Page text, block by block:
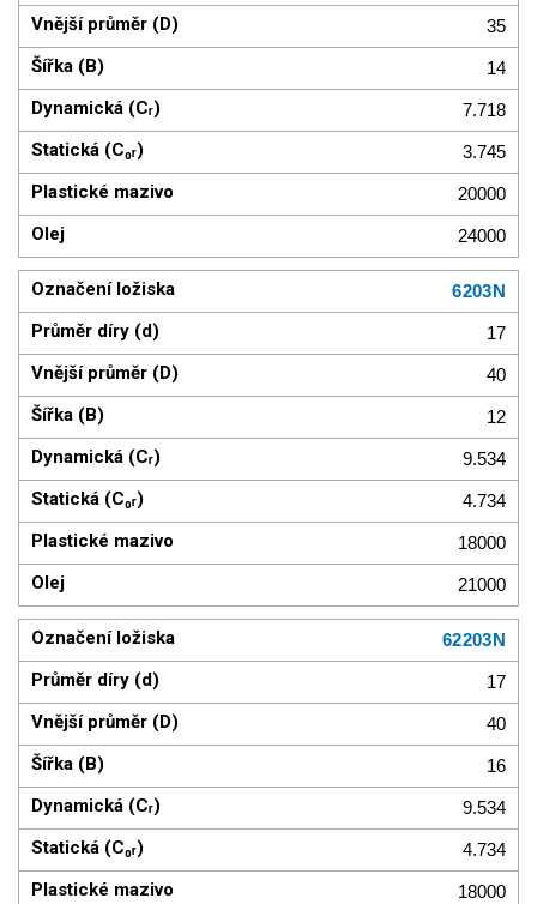
35
14
7.718
3.745
20000
24000
6203N
17
40
12
9.534
4.734
18000
21000
62203N
17
40
16
9.534
4.734
18000